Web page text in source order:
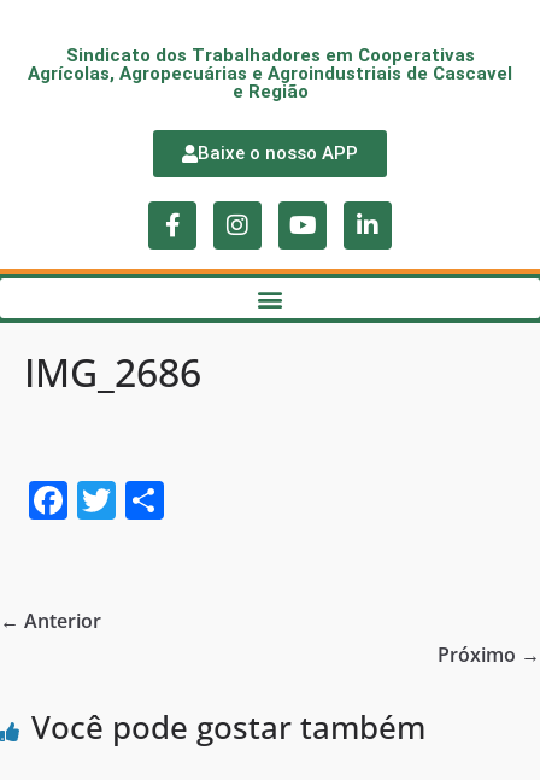
Sindicato dos Trabalhadores em Cooperativas
Agrícolas, Agropecuárias e Agroindustriais de Cascavel
e Região
Baixe o nosso APP
IMG_2686
F
e
o
T
← Anterior
Próximo →
Você pode gostar também